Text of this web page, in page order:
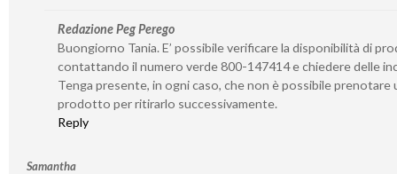
Redazione Peg Perego
Buongiorno Tania. E’ possibile verificare la disponibilità di
contattando il numero verde 800-147414 e chiedere delle
Tenga presente, in ogni caso, che non è possibile prenotare
prodotto per ritirarlo successivamente.
Reply
Samantha